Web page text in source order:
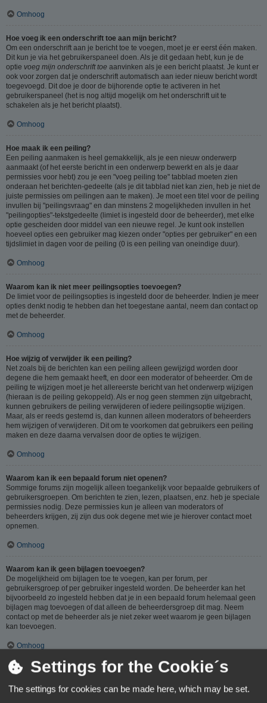
Omhoog
Hoe voeg ik een onderschrift toe aan mijn bericht?
Om een onderschrift aan je bericht toe te voegen, moet je er eerst één maken.
Dit kun je via het gebruikerspaneel doen. Als je dit gedaan hebt, kun je de
optie voeg mijn onderschrift toe aanvinken als je een bericht plaatst. Je kunt er
ook voor zorgen dat je onderschrift automatisch aan ieder nieuw bericht wordt
toegevoegd. Dit doe je door de bijhorende optie te activeren in het
gebruikerspaneel (het is nog altijd mogelijk om het onderschrift uit te
schakelen als je het bericht plaatst).
Omhoog
Hoe maak ik een peiling?
Een peiling aanmaken is heel gemakkelijk, als je een nieuw onderwerp
aanmaakt (of het eerste bericht in een onderwerp bewerkt en als je daar
permissies voor hebt) zou je een "voeg peiling toe" tabblad moeten zien
onderaan het berichten-gedeelte (als je dit tabblad niet kan zien, heb je niet de
juiste permissies om peilingen aan te maken). Je moet een titel voor de peiling
invullen bij "peilingsvraag" en dan minstens 2 mogelijkheden invullen in het
"peilingopties"-tekstgedeelte (limiet is ingesteld door de beheerder), met elke
optie gescheiden door middel van een nieuwe regel. Je kunt ook instellen
hoeveel opties een gebruiker mag kiezen onder "opties per gebruiker" en een
tijdslimiet in dagen voor de peiling (0 is een peiling van oneindige duur).
Omhoog
Waarom kan ik niet meer peilingsopties toevoegen?
De limiet voor de peilingsopties is ingesteld door de beheerder. Indien je meer
opties denkt nodig te hebben dan het toegestane aantal, neem dan contact op
met de beheerder.
Omhoog
Hoe wijzig of verwijder ik een peiling?
Net zoals bij de berichten kan een peiling alleen gewijzigd worden door
degene die hem gemaakt heeft, en door een moderator of beheerder. Om de
peiling te wijzigen moet je het allereerste bericht van het onderwerp wijzigen
(hieraan is de peiling gekoppeld). Als er nog geen stemmen zijn uitgebracht,
kunnen gebruikers de peiling verwijderen of iedere peilingsoptie wijzigen.
Maar, als er reeds gestemd is, dan kunnen alleen moderators of beheerders
hem wijzigen of verwijderen. Dit om te voorkomen dat gebruikers een peiling
maken en deze daarna vervalsen door de opties te wijzigen.
Omhoog
Waarom kan ik een bepaald forum niet openen?
Sommige forums zijn mogelijk alleen toegankelijk voor bepaalde gebruikers of
gebruikersgroepen. Om berichten te zien, lezen, plaatsen, enz. heb je speciale
permissies nodig. Deze permissies kun je alleen van moderators of
beheerders krijgen, zij zijn dus ook degene met wie je hierover contact moet
opnemen.
Omhoog
Waarom kan ik geen bijlagen toevoegen?
De mogelijkheid om bijlagen toe te voegen, kan per forum, per
gebruikersgroep of per gebruiker ingesteld worden. De beheerder kan het
bijvoorbeeld zo ingesteld hebben dat je in een bepaald forum helemaal geen
bijlagen mag toevoegen of dat alleen de beheerdersgroep dit mag. Neem
contact op met de beheerder als je niet zeker weet waarom je geen bijlagen
kan toevoegen.
Omhoog
Waarom ontving ik een waarschuwing?
Op ieder forum gelden specifieke regels, als je één van deze regels (volgens
de beheerder) overtreedt, kun je een waarschuwing ontvangen. Het sturen van
Settings for the Cookie´s
The settings for cookies can be made here, which may be set.